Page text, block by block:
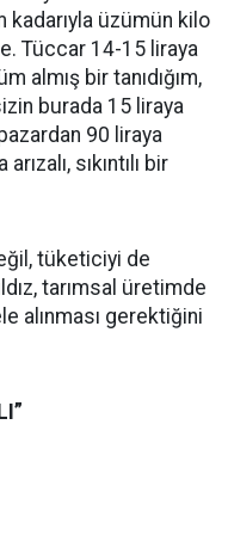
kadarıyla üzümün kilo
Tüccar 14-15 liraya
almış bir tanıdığım,
burada 15 liraya
90 liraya
sıkıntılı bir
tüketiciyi de
tarımsal üretimde
alınması gerektiğini